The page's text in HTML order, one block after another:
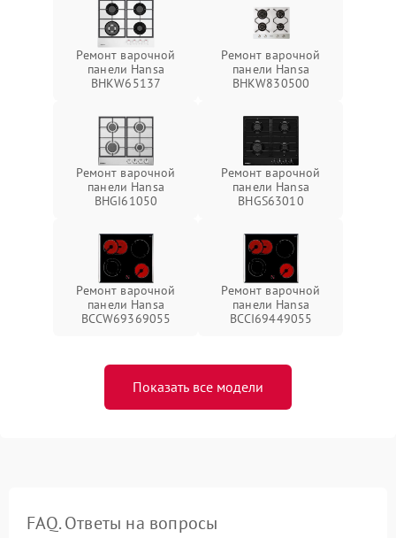
Ремонт варочной
панели Hansa
BHKW65137
Ремонт варочной
панели Hansa
BHKW830500
Ремонт варочной
панели Hansa
BHGI61050
Ремонт варочной
панели Hansa
BHGS63010
Ремонт варочной
панели Hansa
BCCW69369055
Ремонт варочной
панели Hansa
BCCI69449055
Показать все модели
FAQ. Ответы на вопросы